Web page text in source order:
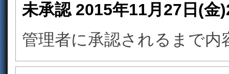
未承認 2015年11月27日(金
管理者に承認されるまで